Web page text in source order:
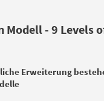
Modell - 9 Levels
Erweiterung